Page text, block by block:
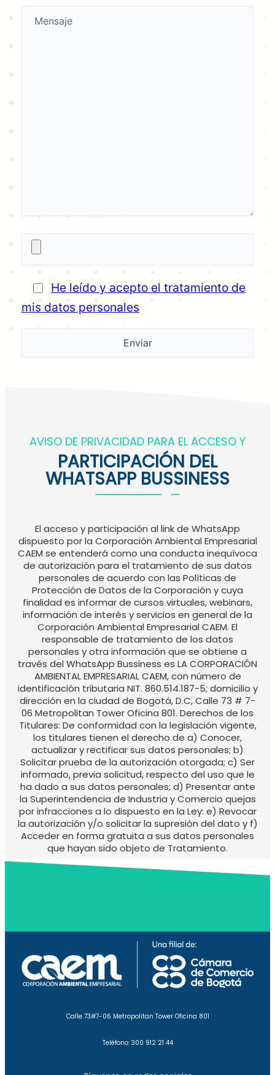
He leído y acepto el tratamiento de
mis datos personales
AVISO DE PRIVACIDAD PARA EL ACCESO Y
PARTICIPACIÓN DEL
WHATSAPP BUSSINESS
El acceso y participación al link de WhatsApp
dispuesto por la Corporación Ambiental Empresarial
CAEM se entenderá como una conducta inequívoca
de autorización para el tratamiento de sus datos
personales de acuerdo con las Políticas de
Protección de Datos de la Corporación y cuya
finalidad es informar de cursos virtuales, webinars,
información de interés y servicios en general de la
Corporación Ambiental Empresarial CAEM. El
responsable de tratamiento de los datos
personales y otra información que se obtiene a
través del WhatsApp Bussiness es LA CORPORACIÓN
AMBIENTAL EMPRESARIAL CAEM, con número de
identificación tributaria NIT. 860.514.187-5; domicilio y
dirección en la ciudad de Bogotá, D.C, Calle 73 # 7-
06 Metropolitan Tower Oficina 801. Derechos de los
Titulares: De conformidad con la legislación vigente,
los titulares tienen el derecho de a) Conocer,
actualizar y rectificar sus datos personales; b)
Solicitar prueba de la autorización otorgada; c) Ser
informado, previa solicitud, respecto del uso que le
ha dado a sus datos personales; d) Presentar ante
la Superintendencia de Industria y Comercio quejas
por infracciones a lo dispuesto en la Ley: e) Revocar
la autorización y/o solicitar la supresión del dato y f)
Acceder en forma gratuita a sus datos personales
que hayan sido objeto de Tratamiento.
Calle 73#7-06 Metropolitan Tower Oficina 801
Teléfono: 300 912 21 44